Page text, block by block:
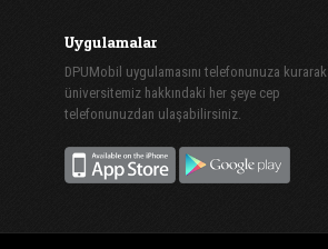
Uygulamalar
DPUMobil uygulamasını telefonunuza kurarak
üniversitemiz hakkındaki her şeye cep
telefonunuzdan ulaşabilirsiniz.